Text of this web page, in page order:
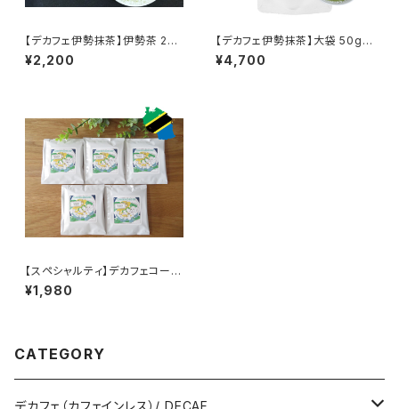
【デカフェ伊勢抹茶】伊勢茶 20g
缶： 超臨界CO2法（国内処理）
カフェインレス
¥2,200
【デカフェ伊勢抹茶】大袋 50g：
超臨界CO2法（国内処理）カフェ
インレス
¥4,700
【スペシャルティ】デカフェコーヒ
ードリップバッグ×5個セット（タ
ンザニア・アカシアヒルズ)超臨
¥1,980
CATEGORY
デカフェ（カフェインレス）/ DECAF